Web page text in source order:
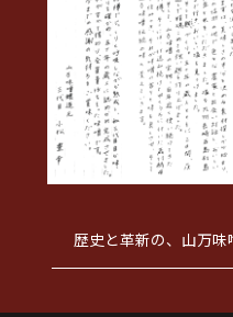
歴史と革新の、山万